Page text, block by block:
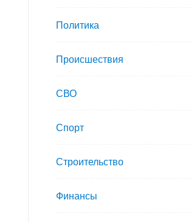
Политика
Происшествия
СВО
Спорт
Строительство
Финансы